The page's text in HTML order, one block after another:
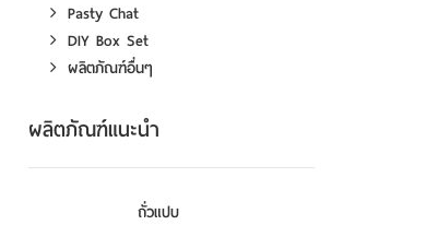
Pasty Chat
DIY Box Set
ผลิตภัณฑ์อื่นๆ
ผลิตภัณฑ์แนะนำ
ถั่วแปบ